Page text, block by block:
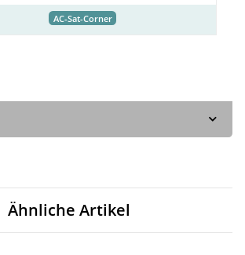
AC-Sat-Corner
Ähnliche Artikel